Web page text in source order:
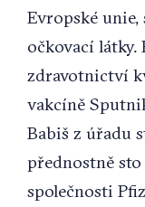
Evropské
očkovací
zdravotnictví
vakcíně
Babiš z úřadu
přednostně
společnosti